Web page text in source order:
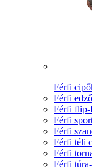
Férfi
Férfi
Férfi flip-
Férfi
Férfi
Férfi téli
Férfi
Férfi